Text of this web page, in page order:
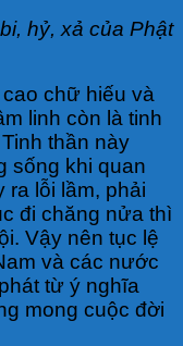
hỷ, xả của Phật
chữ hiếu và
linh còn là tinh
thần này
sống khi quan
ra lỗi lầm, phải
đi chăng nửa thì
Vậy nên tục lệ
và các nước
từ ý nghĩa
mong cuộc đời